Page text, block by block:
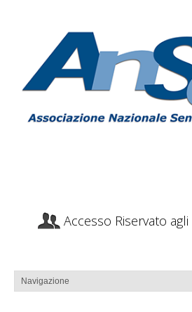
Accesso Riservato